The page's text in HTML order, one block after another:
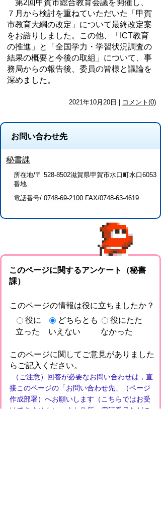
第2回甲賀市総合教育会議を開催し、
７月から検討を重ねていただいた「甲賀
市教育大綱の改定」について最終改定案
をお諮りしました。この他、「ICT教育
の推進」と「全国学力・学習状況調査の
結果の概要と今後の取組」について、事
務局からの報告後、委員の皆様と議論を
深めました。
2021年10月20日 | コメント(0)
お問い合わせ先
秘書課
所在地/〒 528-8502滋賀県甲賀市水口町水口6053
番地
電話番号/ 0748-69-2100 FAX/0748-63-4619
このページに関するアンケート（秘書
課）
このページの情報は役に立ちましたか？
役に
立った
どちらとも
いえない
役にたた
なかった
このページに関してご意見がありました
らご記入ください。
（ご注意）回答が必要なお問い合わせは，直
接このページの「お問い合わせ先」（ページ
作成部署）へお願いします（こちらではお受
けできません）。また住所・電話番号などの